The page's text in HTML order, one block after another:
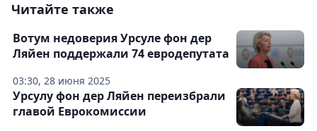
Читайте также
03:30, 28 июня 2025
Вотум недоверия Урсуле фон дер
Ляйен поддержали 74 евродепутата
Урсулу фон дер Ляйен переизбрали
главой Еврокомиссии